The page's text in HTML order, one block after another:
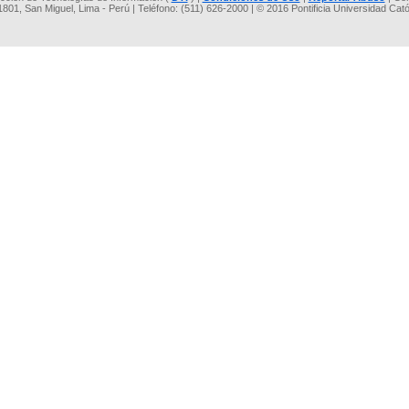
San Miguel, Lima - Perú | Teléfono: (511) 626-2000 | © 2016 Pontificia Universidad